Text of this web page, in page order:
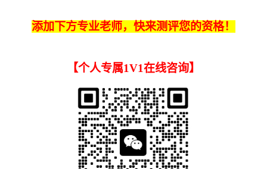
添加下方专业老师，快来测评您的资格！
【个人专属1V1在线咨询】